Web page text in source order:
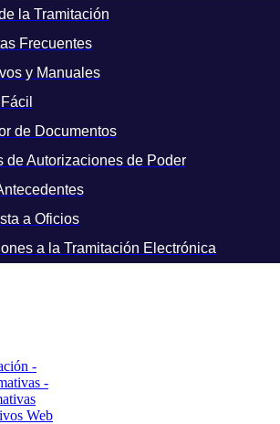
la Tramitación
Frecuentes
y Manuales
de Documentos
de Autorizaciones de Poder
a Oficios
a la Tramitación Electrónica
-
-
Web